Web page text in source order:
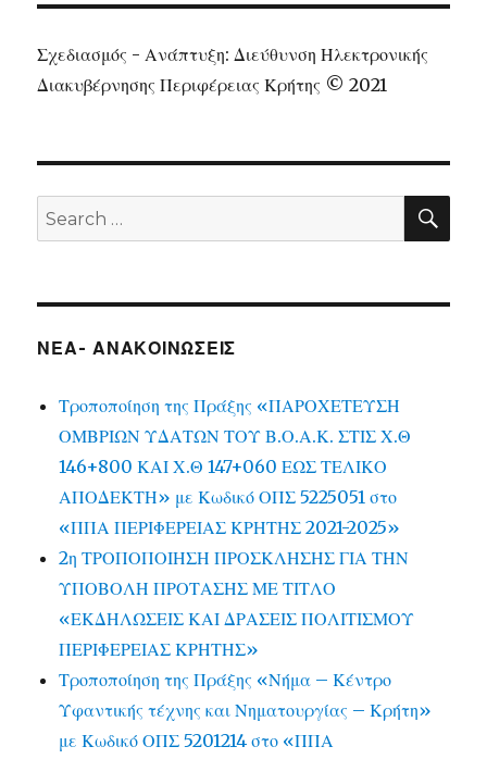
Σχεδιασμός - Ανάπτυξη: Διεύθυνση Ηλεκτρονικής
Διακυβέρνησης Περιφέρειας Κρήτης © 2021
Search
for:
ΝΕΑ- ΑΝΑΚΟΙΝΩΣΕΙΣ
Τροποποίηση της Πράξης «ΠΑΡΟΧΕΤΕΥΣΗ
ΟΜΒΡΙΩΝ ΥΔΑΤΩΝ ΤΟΥ Β.Ο.Α.Κ. ΣΤΙΣ Χ.Θ
146+800 ΚΑΙ Χ.Θ 147+060 ΕΩΣ ΤΕΛΙΚΟ
ΑΠΟΔΕΚΤΗ» με Κωδικό ΟΠΣ 5225051 στο
«ΠΠΑ ΠΕΡΙΦΕΡΕΙΑΣ ΚΡΗΤΗΣ 2021-2025»
2η ΤΡΟΠΟΠΟΙΗΣΗ ΠΡΟΣΚΛΗΣΗΣ ΓΙΑ ΤΗΝ
ΥΠΟΒΟΛΗ ΠΡΟΤΑΣΗΣ ΜΕ ΤΙΤΛΟ
«ΕΚΔΗΛΩΣΕΙΣ ΚΑΙ ΔΡΑΣΕΙΣ ΠΟΛΙΤΙΣΜΟΥ
ΠΕΡΙΦΕΡΕΙΑΣ ΚΡΗΤΗΣ»
Τροποποίηση της Πράξης «Νήμα – Κέντρο
Υφαντικής τέχνης και Νηματουργίας – Κρήτη»
με Κωδικό ΟΠΣ 5201214 στο «ΠΠΑ